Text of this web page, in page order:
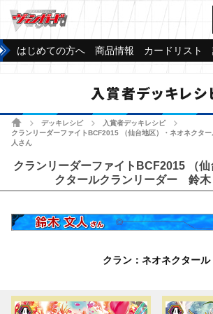
はじめての方へ 商品情報 カードリスト
入賞者デッキレシ
ホームデッキレシピ 入賞者デッキレシピ
クランリーダーファイトBCF2015 （仙台地区）・ネオネクタ
人さん
クランリーダーファイトBCF2015 （
クタールクランリーダー 鈴木
クラン：ネオネクタール